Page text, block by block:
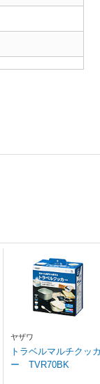
ヤザワ
トラベルマルチクッ
ー TVR70BK